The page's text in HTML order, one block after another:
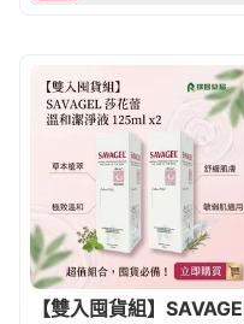
【雙入囤貨組】